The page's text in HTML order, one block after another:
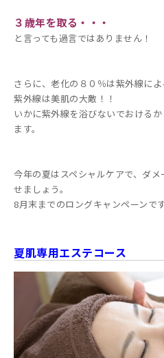
３歳年を取る・・・
と言っても過言ではありません！
さらに、老化の８０％は紫外線に
紫外線は美肌の大敵！！
いかに紫外線を浴びないでおける
ます。
今年の夏はスペシャルケアで、ダ
せましょう。
8月末までのロングキャンペーンで
夏肌専用エステコース